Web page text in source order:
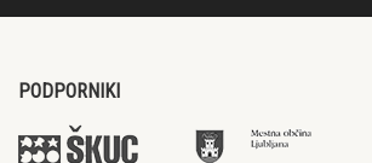
PODPORNIKI